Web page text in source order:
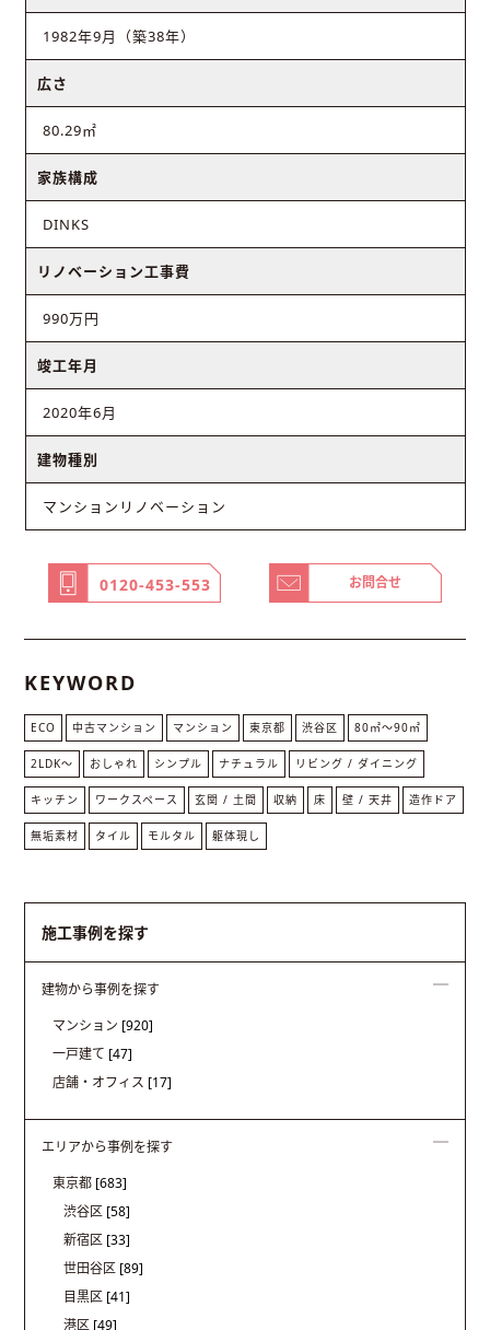
1982年9月（築38年）
広さ
80.29㎡
家族構成
DINKS
リノベーション工事費
990万円
竣工年月
2020年6月
建物種別
マンションリノベーション
0120-453-553 お問合せ
KEYWORD
ECO 中古マンション マンション 東京都 渋谷区 80㎡〜90㎡
2LDK〜 おしゃれ シンプル ナチュラル リビング / ダイニング
キッチン ワークスペース 玄関 / 土間 収納 床 壁 / 天井 造作ドア
無垢素材 タイル モルタル 躯体現し
施工事例を探す
建物から事例を探す
マンション [920]
一戸建て [47]
店舗・オフィス [17]
エリアから事例を探す
東京都 [683]
渋谷区 [58]
新宿区 [33]
世田谷区 [89]
目黒区 [41]
港区 [49]